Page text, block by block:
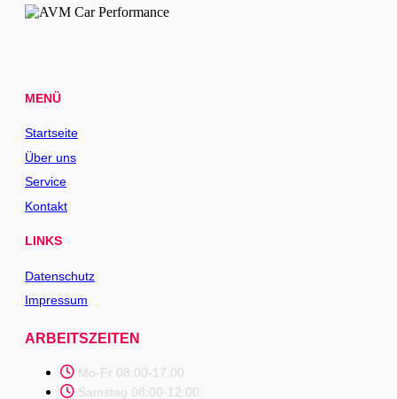
MENÜ
Startseite
Über uns
Service
Kontakt
LINKS
Datenschutz
Impressum
ARBEITSZEITEN
Mo-Fr 08:00-17:00
Samstag 08:00-12:00